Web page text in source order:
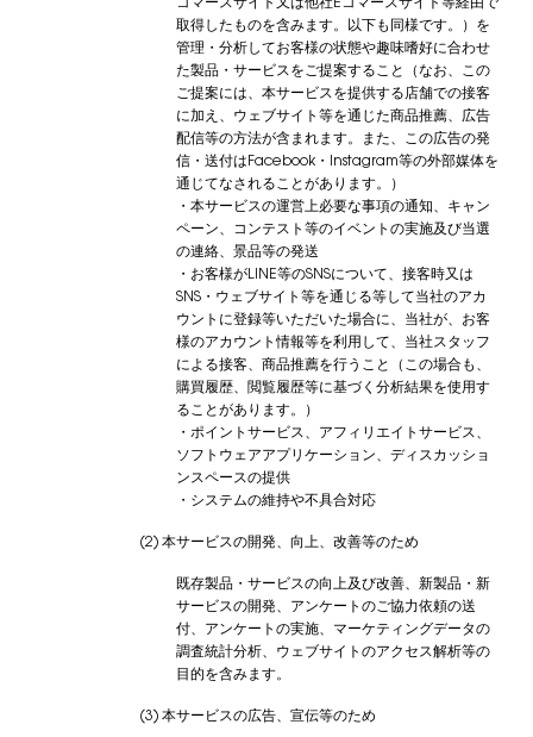
コマースサイト又は他社Eコマースサイト等経由で
取得したものを含みます。以下も同様です。）を
管理・分析してお客様の状態や趣味嗜好に合わせ
た製品・サービスをご提案すること（なお、この
ご提案には、本サービスを提供する店舗での接客
に加え、ウェブサイト等を通じた商品推薦、広告
配信等の方法が含まれます。また、この広告の発
信・送付はFacebook・Instagram等の外部媒体を
通じてなされることがあります。）
・本サービスの運営上必要な事項の通知、キャン
ペーン、コンテスト等のイベントの実施及び当選
の連絡、景品等の発送
・お客様がLINE等のSNSについて、接客時又は
SNS・ウェブサイト等を通じる等して当社のアカ
ウントに登録等いただいた場合に、当社が、お客
様のアカウント情報等を利用して、当社スタッフ
による接客、商品推薦を行うこと（この場合も、
購買履歴、閲覧履歴等に基づく分析結果を使用す
ることがあります。）
・ポイントサービス、アフィリエイトサービス、
ソフトウェアアプリケーション、ディスカッショ
ンスペースの提供
・システムの維持や不具合対応
(2) 本サービスの開発、向上、改善等のため
既存製品・サービスの向上及び改善、新製品・新
サービスの開発、アンケートのご協力依頼の送
付、アンケートの実施、マーケティングデータの
調査統計分析、ウェブサイトのアクセス解析等の
目的を含みます。
(3) 本サービスの広告、宣伝等のため